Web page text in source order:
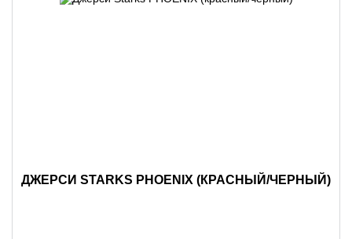
ДЖЕРСИ STARKS PHOENIX (КРАСНЫЙ/ЧЕРНЫЙ)